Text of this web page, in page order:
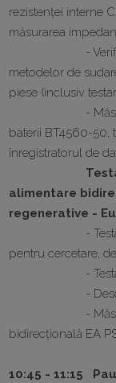
rezistenței interne
măsurarea
- Verificarea
metodelor de
piese (inclusiv
- Măsurători
baterii BT4560-50,
alimentare
regenerative -
- Testarea
pentru cercetare,
- Testarea
-
- Măsurători
bidirecțională EA
10:45 - 11:15